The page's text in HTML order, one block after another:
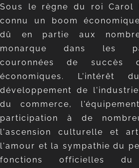
Sous le règne du roi Carol
connu un boom
dû en partie aux
monarque dans les
couronnées de succès
économiques.
développement de
du commerce,
participation à de
l'ascension culturelle et
l'amour et la sympathie du
fonctions officielles